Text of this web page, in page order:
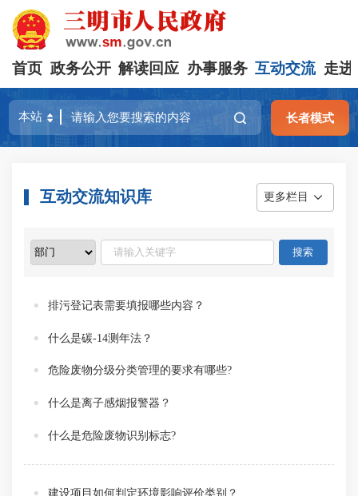
首页 政务公开 解读回应 办事服务 互动交流 走进
长者模式
互动交流知识库 更多栏目
排污登记表需要填报哪些内容？
什么是碳-14测年法？
危险废物分级分类管理的要求有哪些?
什么是离子感烟报警器？
什么是危险废物识别标志?
建设项目如何判定环境影响评价类别？